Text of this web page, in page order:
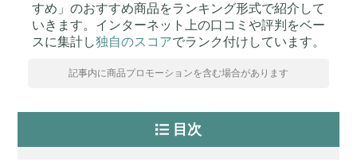
すめ」のおすすめ商品をランキング形式で紹介して
いきます。インターネット上の口コミや評判をベー
スに集計し独自のスコアでランク付けしています。
記事内に商品プロモーションを含む場合があります
目次